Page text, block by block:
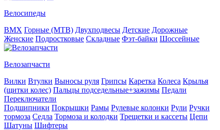
Велосипеды
BMX Горные (MTB) Двухподвесы Детские Дорожные
Женские Подростковые Складные Фэт-байки Шоссейные
Велозапчасти
Вилки Втулки Выносы руля Грипсы Каретка Колеса Крылья
(щитки колес) Пальцы подседельные+зажимы Педали
Переключатели
Подшипники Покрышки Рамы Рулевые колонки Рули Ручки
тормоза Седла Тормоза и колодки Трещетки и кассеты Цепи
Шатуны Шифтеры